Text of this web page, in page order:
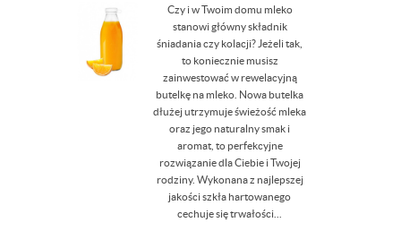
Czy i w Twoim domu mleko
stanowi główny składnik
śniadania czy kolacji? Jeżeli tak,
to koniecznie musisz
zainwestować w rewelacyjną
butelkę na mleko. Nowa butelka
dłużej utrzymuje świeżość mleka
oraz jego naturalny smak i
aromat, to perfekcyjne
rozwiązanie dla Ciebie i Twojej
rodziny. Wykonana z najlepszej
jakości szkła hartowanego
cechuje się trwałości...